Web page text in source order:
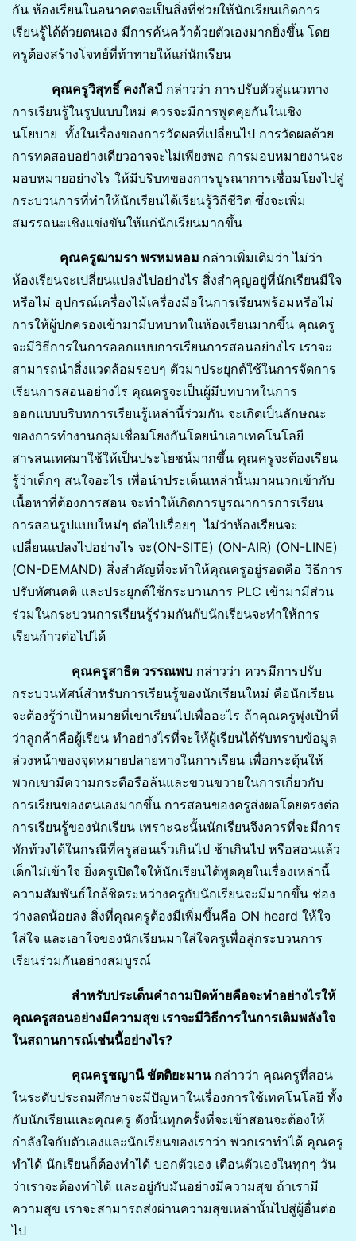
กัน ห้องเรียนในอนาคตจะเป็นสิ่งที่ช่วยให้นักเรียนเกิดการ
เรียนรู้ได้ด้วยตนเอง มีการค้นคว้าด้วยตัวเองมากยิ่งขึ้น โดย
ครูต้องสร้างโจทย์ที่ท้าทายให้แก่นักเรียน
คุณครูวิสุทธิ์ คงกัลป์ กล่าวว่า การปรับตัวสู่แนวทาง
การเรียนรู้ในรูปแบบใหม่ ควรจะมีการพูดคุยกันในเชิง
นโยบาย ทั้งในเรื่องของการวัดผลที่เปลี่ยนไป การวัดผลด้วย
การทดสอบอย่างเดียวอาจจะไม่เพียงพอ การมอบหมายงานจะ
มอบหมายอย่างไร ให้มีบริบทของการบูรณาการเชื่อมโยงไปสู่
กระบวนการที่ทำให้นักเรียนได้เรียนรู้วิถีชีวิต ซึ่งจะเพิ่ม
สมรรถนะเชิงแข่งขันให้แก่นักเรียนมากขึ้น
คุณครูฒามรา พรหมหอม กล่าวเพิ่มเติมว่า ไม่ว่า
ห้องเรียนจะเปลี่ยนแปลงไปอย่างไร สิ่งสำคุญอยู่ที่นักเรียนมีใจ
หรือไม่ อุปกรณ์เครื่องไม้เครื่องมือในการเรียนพร้อมหรือไม่
การให้ผู้ปกครองเข้ามามีบทบาทในห้องเรียนมากขึ้น คุณครู
จะมีวิธีการในการออกแบบการเรียนการสอนอย่างไร เราจะ
สามารถนำสิ่งแวดล้อมรอบๆ ตัวมาประยุกต์ใช้ในการจัดการ
เรียนการสอนอย่างไร คุณครูจะเป็นผู้มีบทบาทในการ
ออกแบบบริบทการเรียนรู้เหล่านี้ร่วมกัน จะเกิดเป็นลักษณะ
ของการทำงานกลุ่มเชื่อมโยงกันโดยนำเอาเทคโนโลยี
สารสนเทศมาใช้ให้เป็นประโยชน์มากขึ้น คุณครูจะต้องเรียน
รู้ว่าเด็กๆ สนใจอะไร เพื่อนำประเด็นเหล่านั้นมาผนวกเข้ากับ
เนื้อหาที่ต้องการสอน จะทำให้เกิดการบูรณาการการเรียน
การสอนรูปแบบใหม่ๆ ต่อไปเรื่อยๆ ไม่ว่าห้องเรียนจะ
เปลี่ยนแปลงไปอย่างไร จะ(ON-SITE) (ON-AIR) (ON-LINE)
(ON-DEMAND) สิ่งสำคัญที่จะทำให้คุณครูอยู่รอดคือ วิธีการ
ปรับทัศนคติ และประยุกต์ใช้กระบวนการ PLC เข้ามามีส่วน
ร่วมในกระบวนการเรียนรู้ร่วมกันกับนักเรียนจะทำให้การ
เรียนก้าวต่อไปได้
คุณครูสาธิต วรรณพบ กล่าวว่า ควรมีการปรับ
กระบวนทัศน์สำหรับการเรียนรู้ของนักเรียนใหม่ คือนักเรียน
จะต้องรู้ว่าเป้าหมายที่เขาเรียนไปเพื่ออะไร ถ้าคุณครูพุ่งเป้าที่
ว่าลูกค้าคือผู้เรียน ทำอย่างไรที่จะให้ผู้เรียนได้รับทราบข้อมูล
ล่วงหน้าของจุดหมายปลายทางในการเรียน เพื่อกระตุ้นให้
พวกเขามีความกระตือรือล้นและขวนขวายในการเกี่ยวกับ
การเรียนของตนเองมากขึ้น การสอนของครูส่งผลโดยตรงต่อ
การเรียนรู้ของนักเรียน เพราะฉะนั้นนักเรียนจึงควรที่จะมีการ
ทักท้วงได้ในกรณีที่ครูสอนเร็วเกินไป ช้าเกินไป หรือสอนแล้ว
เด็กไม่เข้าใจ ยิ่งครูเปิดใจให้นักเรียนได้พูดคุยในเรื่องเหล่านี้
ความสัมพันธ์ใกล้ชิดระหว่างครูกับนักเรียนจะมีมากขึ้น ช่อง
ว่างลดน้อยลง สิ่งที่คุณครูต้องมีเพิ่มขึ้นคือ ON heard ให้ใจ
ใส่ใจ และเอาใจของนักเรียนมาใส่ใจครูเพื่อสู่กระบวนการ
เรียนร่วมกันอย่างสมบูรณ์
สำหรับประเด็นคำถามปิดท้ายคือจะทำอย่างไรให้
คุณครูสอนอย่างมีความสุข เราจะมีวิธีการในการเติมพลังใจ
ในสถานการณ์เช่นนี้อย่างไร?
คุณครูชญานี ขัตติยะมานกล่าวว่า คุณครูที่สอน
ในระดับประถมศึกษาจะมีปัญหาในเรื่องการใช้เทคโนโลยี ทั้ง
กับนักเรียนและคุณครู ดังนั้นทุกครั้งที่จะเข้าสอนจะต้องให้
กำลังใจกับตัวเองและนักเรียนของเราว่า พวกเราทำได้ คุณครู
ทำได้ นักเรียนก็ต้องทำได้ บอกตัวเอง เตือนตัวเองในทุกๆ วัน
ว่าเราจะต้องทำได้ และอยู่กับมันอย่างมีความสุข ถ้าเรามี
ความสุข เราจะสามารถส่งผ่านความสุขเหล่านั้นไปสู่ผู้อื่นต่อ
ไป